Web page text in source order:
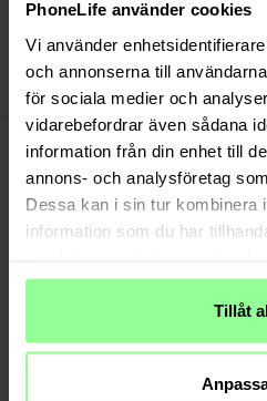
PhoneLife använder cookies
Vi använder
och annonserna till
för sociala medier och
vidarebefordrar även sådana
information från din enhet till
annons- och analysföretag
Dessa kan i sin tur kombinera
information som du har
Tillåt
30 Tage Rückgaberecht
Art number 22952
PRODUKTBESCHREIBUNG
Ein elegantes Armband aus poliertem
Smartwatch einen ganz neuen Look
einfach einstell-, beliebig justier- und
perfekte Passform und einen
- Perfekte Passform dank magnetischer
- Armband kann in verschiedenen Farben
Geeignet für: Samsung Galaxy Watch 46mm